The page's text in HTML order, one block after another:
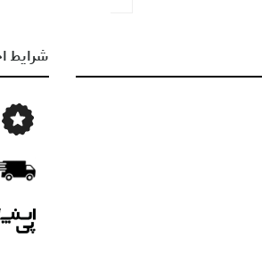
شرایط